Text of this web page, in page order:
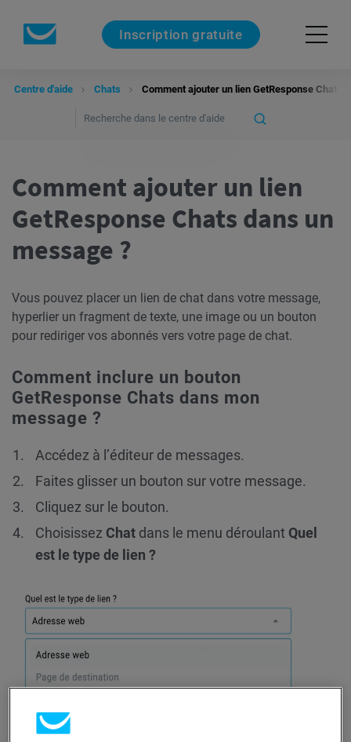
Inscription gratuite
Centre d'aide Chats Comment ajouter un lien GetResponse Chats
Comment ajouter un lien
GetResponse Chats dans un
message ?
Vous pouvez placer un lien de chat dans votre message,
hyperlier un fragment de texte, une image ou un bouton
pour rediriger vos abonnés vers votre page de chat.
Comment inclure un bouton
GetResponse Chats dans mon
message ?
Accédez à l’éditeur de messages.
Faites glisser un bouton sur votre message.
Cliquez sur le bouton.
Choisissez Chat dans le menu déroulant Quel
est le type de lien ?